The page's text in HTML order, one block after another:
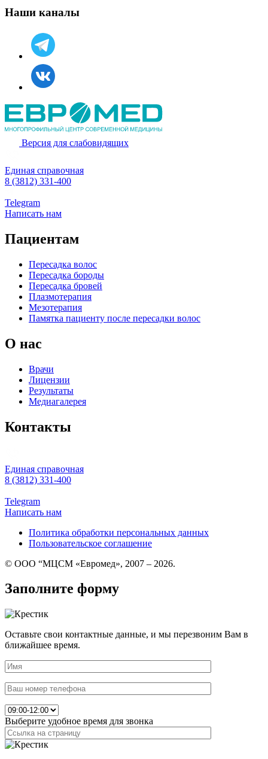
Наши каналы
Версия для слабовидящих
Единая справочная
8 (3812) 331-400
Telegram
Написать нам
Пациентам
Пересадка волос
Пересадка бороды
Пересадка бровей
Плазмотерапия
Мезотерапия
Памятка пациенту после пересадки волос
О нас
Врачи
Лицензии
Результаты
Медиагалерея
Контакты
Единая справочная
8 (3812) 331-400
Telegram
Написать нам
Политика обработки персональных данных
Пользовательское соглашение
© ООО “МЦСМ «Евромед», 2007 – 2026.
Заполните форму
Оставьте свои контактные данные, и мы перезвоним Вам в
ближайшее время.
Выберите удобное время для звонка